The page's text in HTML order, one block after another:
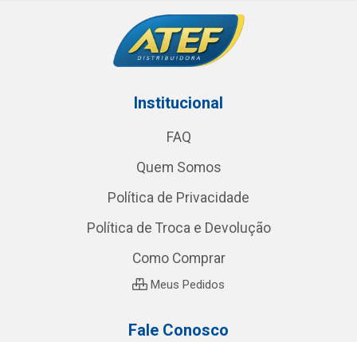
Institucional
FAQ
Quem Somos
Política de Privacidade
Política de Troca e Devolução
Como Comprar
Meus Pedidos
Fale Conosco